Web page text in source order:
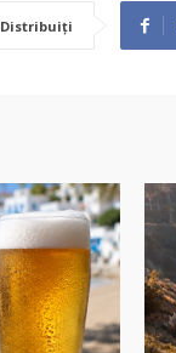
Distribuiți